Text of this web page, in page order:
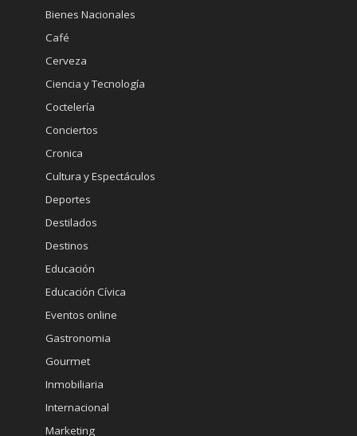
Bienes Nacionales
Café
Cerveza
Ciencia y Tecnología
Coctelería
Conciertos
Cronica
Cultura y Espectáculos
Deportes
Destilados
Destinos
Educación
Educación Cívica
Eventos online
Gastronomia
Gourmet
Inmobiliaria
Internacional
Marketing